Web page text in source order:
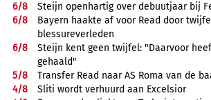
6/8
Steijn openhartig over debuutjaar bij
6/8
Bayern haakte af voor Read door
blessureverleden
6/8
Steijn kent geen twijfel: "Daarvoor
gehaald"
5/8
Transfer Read naar AS Roma van de
4/8
Sliti wordt verhuurd aan Excelsior